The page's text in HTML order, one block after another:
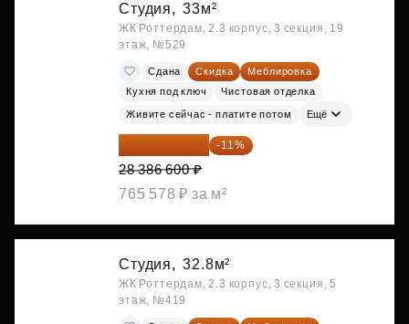
Студия, 33м²
ЖК Роттердам, 2.3 корпус, 3 секция, 19
этаж, №529
Сдана Скидка
Меблировка
Кухня под ключ
Чистовая отделка
Живите сейчас - платите потом Ещё
25 264 074 ₽ -11%
28 386 600 ₽
765 578 ₽ за м²
Студия, 32.8м²
ЖК Роттердам, 2.3 корпус, 3 секция, 5
этаж, №419